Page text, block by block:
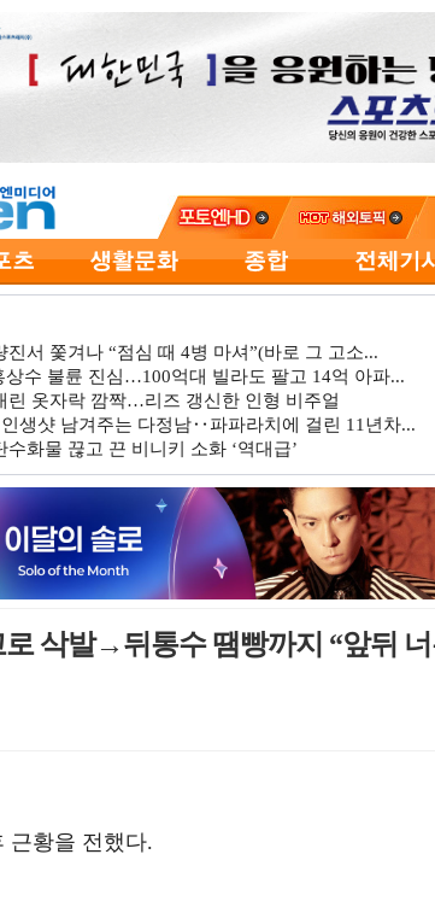
진서 쫓겨나 “점심 때 4병 마셔”(바로 그 고소...
상수 불륜 진심…100억대 빌라도 팔고 14억 아파...
린 옷자락 깜짝…리즈 갱신한 인형 비주얼
생샷 남겨주는 다정남‥파파라치에 걸린 11년차...
화물 끊고 끈 비니키 소화 ‘역대급’
로 삭발→뒤통수 땜빵까지 “앞뒤
근황을 전했다.